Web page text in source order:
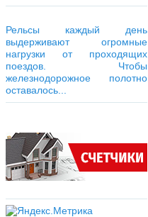
Рельсы каждый день
выдерживают огромные
нагрузки от проходящих
поездов. Чтобы
железнодорожное полотно
оставалось...